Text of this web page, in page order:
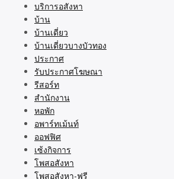
บริการอสังหา
บ้าน
บ้านเดี่ยว
บ้านเดี่ยวบางบัวทอง
ประกาศ
รับประกาศโฆษณา
รีสอร์ท
สำนักงาน
หอพัก
อพาร์ทเม้นท์
ออฟฟิศ
เซ้งกิจการ
โพสอสังหา
โพสอสังหา-ฟรี